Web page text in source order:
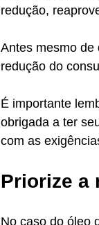
redução,
Antes mesmo de
redução do
É importante
obrigada a ter
com as
Priorize a
No caso do óleo